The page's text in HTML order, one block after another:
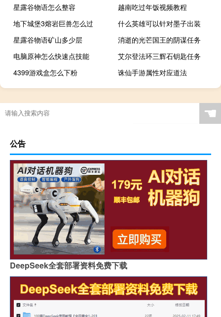
星露谷物语怎么整容
越南吃过年饭视频教程
地下城堡3熔岩巨兽怎么过
什么英雄可以针对墨子出装
星露谷物语矿山多少层
消逝的光芒国王的阴谋任务
电脑原神怎么快速点技能
艾尔登法环三辉石钥匙任务
4399游戏盒怎么下粉
诛仙手游属性对应道法
☚
公告
DeepSeek全套部署资料免费下载